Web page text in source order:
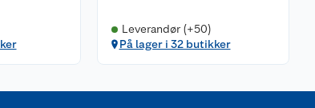
Leverandør (+50)
På lager i 32 butikker